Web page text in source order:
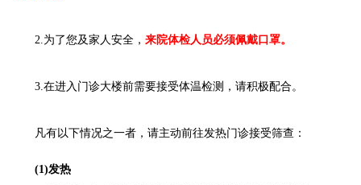
2.为了您及家人安全， 来院体检人员必须佩戴口罩。
3.在进入门诊大楼前需要接受体温检测，请积极配合。
凡有以下情况之一者，请主动前往发热门诊接受筛查：
(1)发热